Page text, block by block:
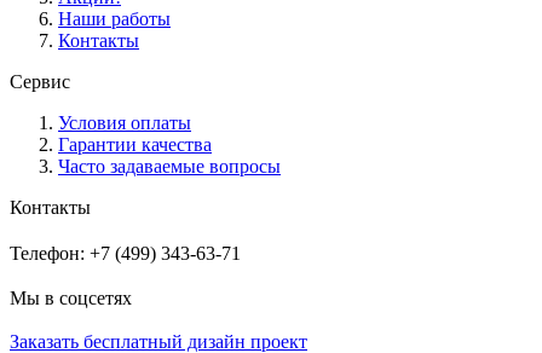
Наши работы
Контакты
Сервис
Условия оплаты
Гарантии качества
Часто задаваемые вопросы
Контакты
Телефон: +7 (499) 343-63-71
Мы в соцсетях
Заказать бесплатный дизайн проект